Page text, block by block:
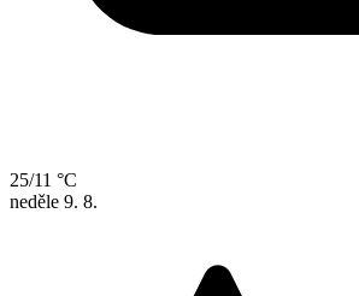
25/11 °C
neděle 9. 8.